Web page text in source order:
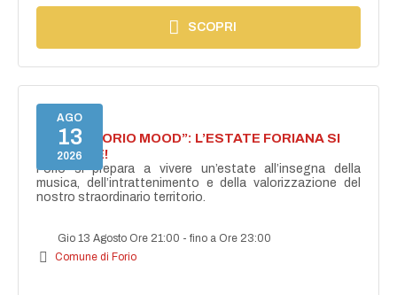
SCOPRI
AGO
13
2026
NASCE “FORIO MOOD”: L’ESTATE FORIANA SI
ACCENDE!
Forio si prepara a vivere un’estate all’insegna della
musica, dell’intrattenimento e della valorizzazione del
nostro straordinario territorio.
Gio 13 Agosto Ore 21:00 -fino a Ore 23:00
Comune di Forio